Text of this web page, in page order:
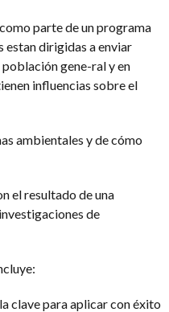
parte de un programa
estan dirigidas a enviar
gene-ral y en
influencias sobre el
ambientales y de cómo
el resultado de una
de
clave para aplicar con éxito